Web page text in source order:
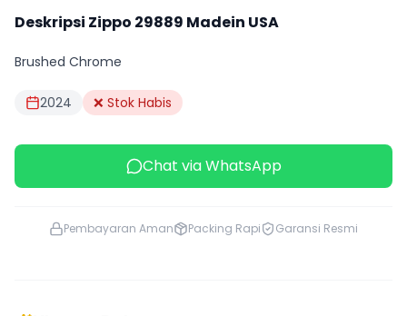
Deskripsi Zippo 29889 Madein USA
Brushed Chrome
2024 ❌ Stok Habis
Chat via WhatsApp
Pembayaran Aman Packing Rapi Garansi Resmi